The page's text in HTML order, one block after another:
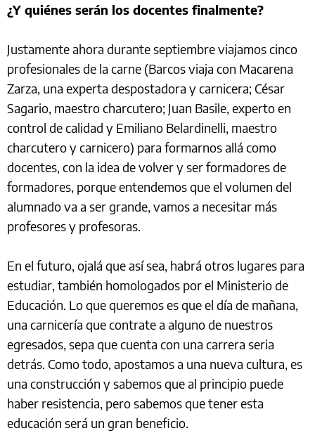
¿Y quiénes serán los docentes finalmente?
Justamente ahora durante septiembre viajamos cinco
profesionales de la carne (Barcos viaja con Macarena
Zarza, una experta despostadora y carnicera; César
Sagario, maestro charcutero; Juan Basile, experto en
control de calidad y Emiliano Belardinelli, maestro
charcutero y carnicero) para formarnos allá como
docentes, con la idea de volver y ser formadores de
formadores, porque entendemos que el volumen del
alumnado va a ser grande, vamos a necesitar más
profesores y profesoras.
En el futuro, ojalá que así sea, habrá otros lugares para
estudiar, también homologados por el Ministerio de
Educación. Lo que queremos es que el día de mañana,
una carnicería que contrate a alguno de nuestros
egresados, sepa que cuenta con una carrera seria
detrás. Como todo, apostamos a una nueva cultura, es
una construcción y sabemos que al principio puede
haber resistencia, pero sabemos que tener esta
educación será un gran beneficio.